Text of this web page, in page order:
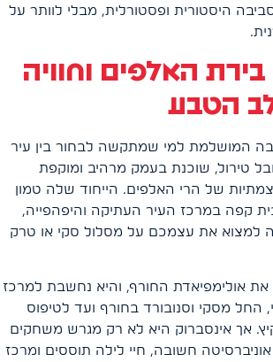
היסטורית ופסטורלית, מבלי לוותר על
האלפים וחוויה
הטבע
המושלמת למי שמתקשה לבחור בין עיר
טירול, שוכנת בעמק מרהיב ומוקפת
של הרי האלפים. הייחוד שלה טמון
קפה במרכז העיר העתיקה והיפהפייה,
למצוא את עצמכם על מסלול סקי או טרק
את אולימפיאדת החורף, והיא נחשבת למרכז
החל מסקי וסנובורד בחורף ועד לטיפוס
אך אינסברוק היא לא רק מגרש משחקים
חשובה, חיי לילה תוססים ומרכז